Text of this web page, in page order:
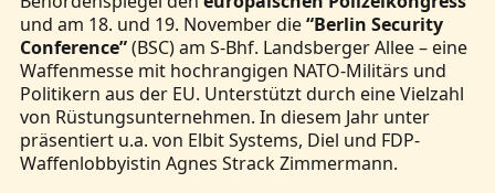
und am 18. und 19. November die“Berlin Security
Conference”(BSC) am S-Bhf. Landsberger Allee – eine
Waffenmesse mit hochrangigen NATO-Militärs und
Politikern aus der EU. Unterstützt durch eine Vielzahl
von Rüstungsunternehmen. In diesem Jahr unter
präsentiert u.a. von Elbit Systems, Diel und FDP-
Waffenlobbyistin Agnes Strack Zimmermann.